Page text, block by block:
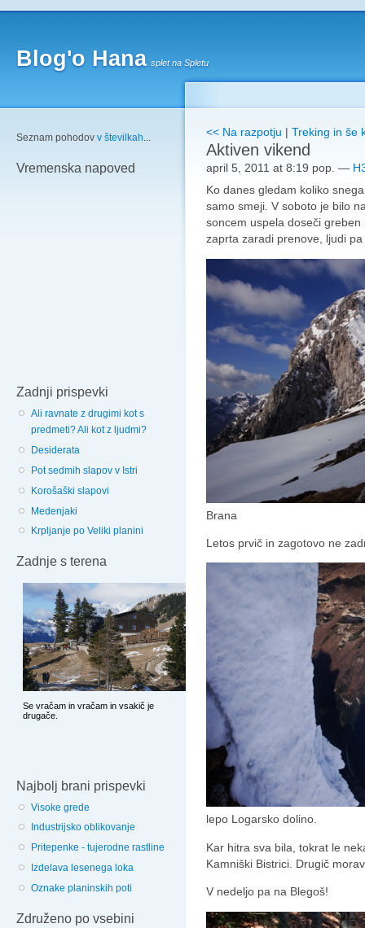
Blog'o Hana splet na Spletu
Seznam pohodov v številkah...
Vremenska napoved
Zadnji prispevki
Ali ravnate z drugimi kot s
predmeti? Ali kot z ljudmi?
Desiderata
Pot sedmih slapov v Istri
Korošaški slapovi
Medenjaki
Krpljanje po Veliki planini
Zadnje s terena
Najbolj brani prispevki
Visoke grede
Industrijsko oblikovanje
Pritepenke - tujerodne rastline
Izdelava lesenega loka
Oznake planinskih poti
Združeno po vsebini
<< Na razpotju | Treking in še
Aktiven vikend
april 5, 2011 at 8:19 pop. —
Ko danes gledam koliko
samo smeji. V soboto je bilo
soncem uspela doseči
zaprta zaradi prenove, ljudi
Brana
Letos prvič in zagotovo ne
lepo Logarsko dolino.
Kar hitra sva bila, tokrat le
Kamniški Bistrici. Drugič
V nedeljo pa na Blegoš!